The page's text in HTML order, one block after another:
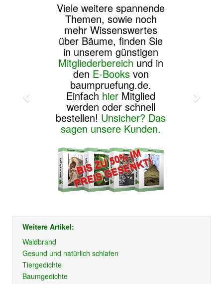
Viele weitere spannende
Themen, sowie noch
mehr Wissenswertes
über Bäume, finden Sie
in unserem günstigen
Mitgliederbereich und in
den E-Booksvon
baumpruefung.de.
Einfach hier Mitglied
werden oder schnell
bestellen! Unsicher? Das
sagen unsere Kunden.
Weitere Artikel:
Waldbrand
Gesund und natürlich schlafen
Tiergedichte
Baumgedichte